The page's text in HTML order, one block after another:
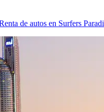
de autos en Surfers